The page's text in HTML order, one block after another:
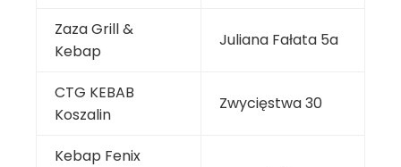
Zaza Grill &
Kebap
Juliana Fałata 5a
CTG KEBAB
Koszalin
Zwycięstwa 30
Kebap Fenix